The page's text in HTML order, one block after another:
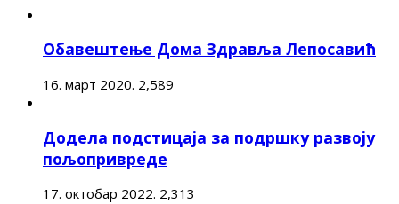
Обавештење Дома Здравља Лепосавић
16. март 2020. 2,589
Додела подстицаја за подршку развоју
пољопривреде
17. октобар 2022. 2,313